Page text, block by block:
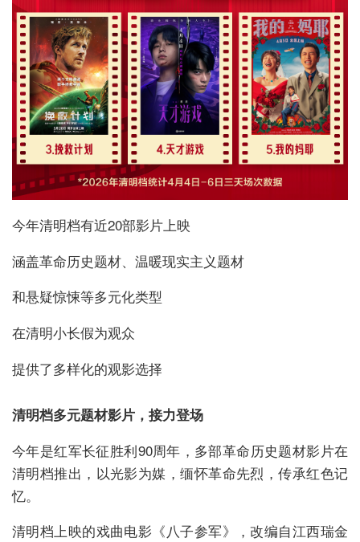
今年清明档有近20部影片上映
涵盖革命历史题材、温暖现实主义题材
和悬疑惊悚等多元化类型
在清明小长假为观众
提供了多样化的观影选择
清明档多元题材影片，接力登场
今年是红军长征胜利90周年，多部革命历史题材影片在
清明档推出，以光影为媒，缅怀革命先烈，传承红色记
忆。
清明档上映的戏曲电影《八子参军》，改编自江西瑞金